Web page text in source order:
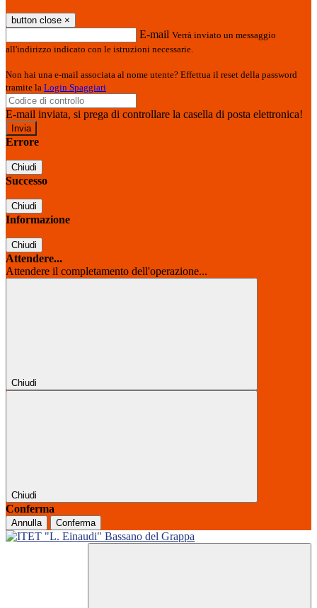
button close ×
E-mail Verrà inviato un messaggio
all'indirizzo indicato con le istruzioni necessarie.
Non hai una e-mail associata al nome utente? Effettua il reset della password
tramite la Login Spaggiari
E-mail inviata, si prega di controllare la casella di posta elettronica!
Errore
Chiudi
Successo
Chiudi
Informazione
Chiudi
Attendere...
Attendere il completamento dell'operazione...
Chiudi
Chiudi
Conferma
Annulla Conferma